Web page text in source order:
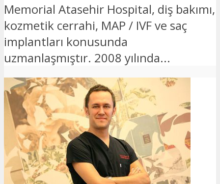
Memorial Atasehir Hospital, diş bakımı,
kozmetik cerrahi, MAP / IVF ve saç
implantları konusunda
uzmanlaşmıştır. 2008 yılında...